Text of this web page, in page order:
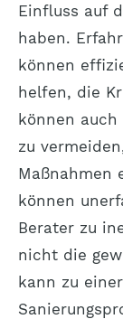
Einfluss auf
haben.
können
helfen, die
können auch
zu
Maßnahmen
können
Berater zu
nicht die
kann zu